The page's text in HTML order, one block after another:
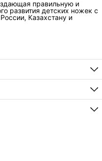
правильную и
развития детских ножек с
Казахстану и